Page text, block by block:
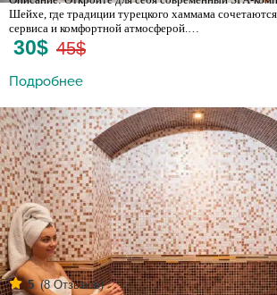
Шейхе, где традиции турецкого хаммама
сервиса и комфортной атмосферой.…
30$ 45$
Подробнее
5 (8Отзывов)